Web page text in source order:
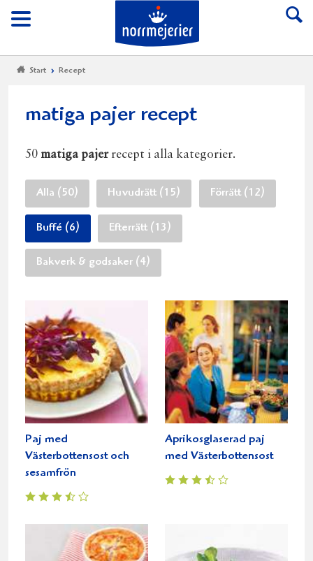
Meny
Till Norrmejerier
Start Recept
matiga pajer recept
50 matiga pajerrecept i alla kategorier.
Alla (50) Huvudrätt (15) Förrätt (12)
Buffé (6) Efterrätt (13)
Bakverk & godsaker (4)
Paj med
Västerbottensost och
sesamfrön
Aprikosglaserad paj
med Västerbottensost